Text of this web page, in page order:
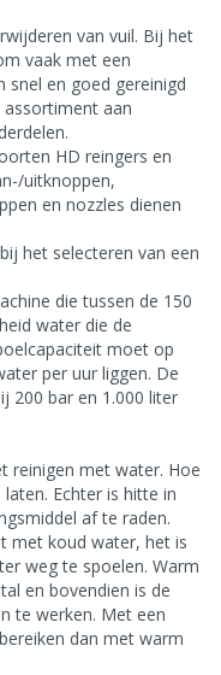
van vuil. Bij het
vaak met een
snel en goed gereinigd
assortiment aan
HD reingers en
uitknoppen,
en nozzles dienen
het selecteren van een
die tussen de 150
water die de
moet op
per uur liggen. De
200 bar en 1.000 liter
reinigen met water. Hoe
Echter is hitte in
af te raden.
met koud water, het is
weg te spoelen. Warm
en bovendien is de
te werken. Met een
dan met warm